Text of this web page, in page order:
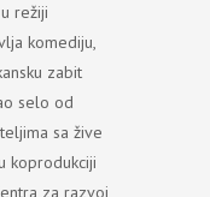
režiji
komediju,
zabit
selo od
sa žive
koprodukciji
za razvoj